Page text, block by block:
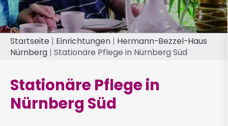
Pfadnavigation
Startseite Einrichtungen
Hermann-Bezzel-Haus
Nürnberg Stationäre Pflege in Nürnberg Süd
Stationäre Pflege in
Nürnberg Süd